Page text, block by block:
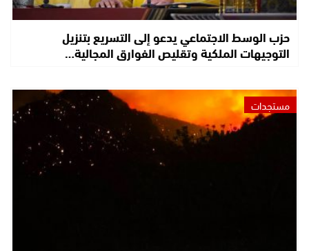
حزب الوسط الاجتماعي يدعو إلى التسريع بتنزيل
التوجيهات الملكية وتقليص الفوارق المجالية…
مستجدات